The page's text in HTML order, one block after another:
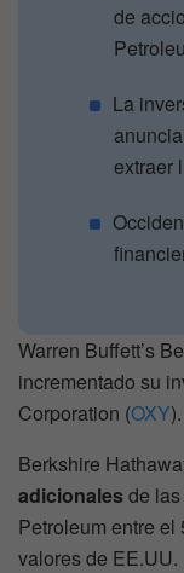
de
La
extraer
Warren Buffett’s
incrementado su
Corporation (OXY).
Berkshire
adicionales de
Petroleum entre el
valores de EE.UU.